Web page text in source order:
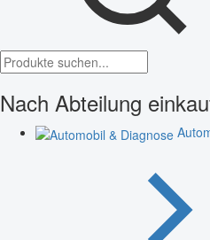
Nach Abteilung